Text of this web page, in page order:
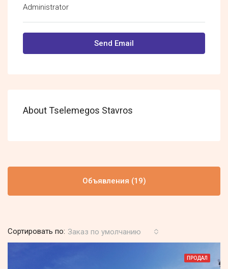
Administrator
Send Email
About Tselemegos Stavros
Объявления (19)
Сортировать по: Заказ по умолчанию
ПРОДАЛ